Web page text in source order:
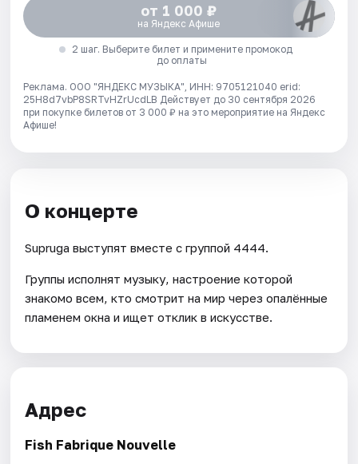
от 1 000 ₽
на Яндекс Афише
2 шаг. Выберите билет и примените промокод
до оплаты
Реклама. ООО "ЯНДЕКС МУЗЫКА", ИНН: 9705121040 erid:
25H8d7vbP8SRTvHZrUcdLB Действует до 30 сентября 2026
при покупке билетов от 3 000 ₽ на это мероприятие на Яндекс
Афише!
О концерте
Supruga выступят вместе с группой 4444.
Группы исполнят музыку, настроение которой
знакомо всем, кто смотрит на мир через опалённые
пламенем окна и ищет отклик в искусстве.
Адрес
Fish Fabrique Nouvelle